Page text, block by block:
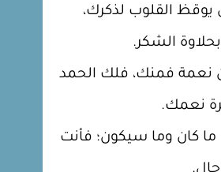
يوقظ القلوب لذكرك،
الشكر.
نعمة فمنك، فلك الحمد
نعمك.
ما كان وما سيكون؛ فأنت